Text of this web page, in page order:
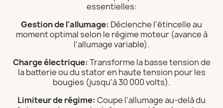
essentielles:
Gestion de l'allumage: Déclenche l'étincelle au
moment optimal selon le régime moteur (avance à
l'allumage variable).
Charge électrique: Transforme la basse tension de
la batterie ou du stator en haute tension pour les
bougies (jusqu'à 30 000 volts).
Limiteur de régime: Coupe l'allumage au-delà du